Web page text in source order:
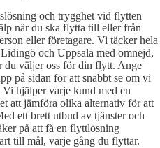
och trygghet vid flytten
när du ska flytta till eller från
eller företagare. Vi täcker hela
och Uppsala med omnejd,
du väljer oss för din flytt. Ange
på sidan för att snabbt se om vi
hjälper varje kund med en
att jämföra olika alternativ för att
ett brett utbud av tjänster och
på att få en flyttlösning
till mål, varje gång du flyttar.